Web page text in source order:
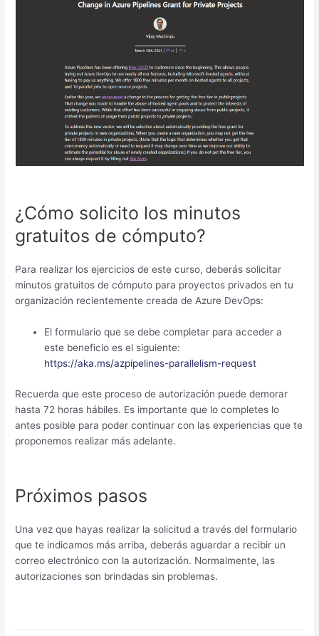
¿Cómo solicito los minutos
gratuitos de cómputo?
Para realizar los ejercicios de este curso, deberás solicitar
minutos gratuitos de cómputo para proyectos privados en tu
organización recientemente creada de Azure DevOps:
El formulario que se debe completar para acceder a
este beneficio es el siguiente:
https://aka.ms/azpipelines-parallelism-request
Recuerda que este proceso de autorización puede demorar
hasta 72 horas hábiles. Es importante que lo completes lo
antes posible para poder continuar con las experiencias que te
proponemos realizar más adelante.
Próximos pasos
Una vez que hayas realizar la solicitud a través del formulario
que te indicamos más arriba, deberás aguardar a recibir un
correo electrónico con la autorización. Normalmente, las
autorizaciones son brindadas sin problemas.